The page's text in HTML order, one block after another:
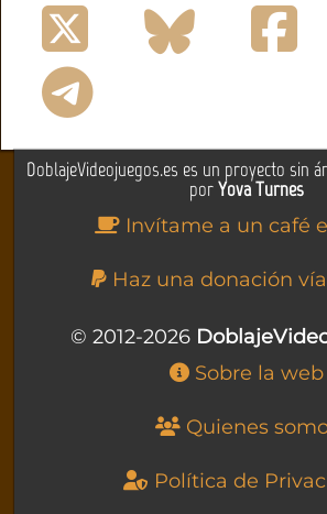
DoblajeVideojuegos.es es un proyecto sin
porYova Turnes
Invítame a un café
Haz una donación
© 2012-2026
Sobre la web
Quienes
Política de